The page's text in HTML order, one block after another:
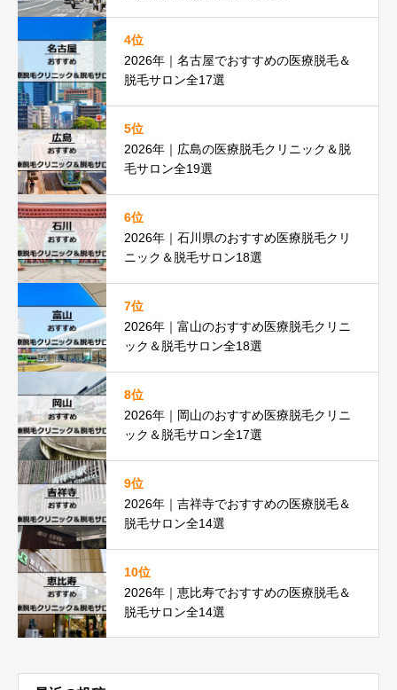
4位
2026年｜名古屋でおすすめの医療脱毛＆
脱毛サロン全17選
5位
2026年｜広島の医療脱毛クリニック＆脱
毛サロン全19選
6位
2026年｜石川県のおすすめ医療脱毛クリ
ニック＆脱毛サロン18選
7位
2026年｜富山のおすすめ医療脱毛クリニ
ック＆脱毛サロン全18選
8位
2026年｜岡山のおすすめ医療脱毛クリニ
ック＆脱毛サロン全17選
9位
2026年｜吉祥寺でおすすめの医療脱毛＆
脱毛サロン全14選
10位
2026年｜恵比寿でおすすめの医療脱毛＆
脱毛サロン全14選